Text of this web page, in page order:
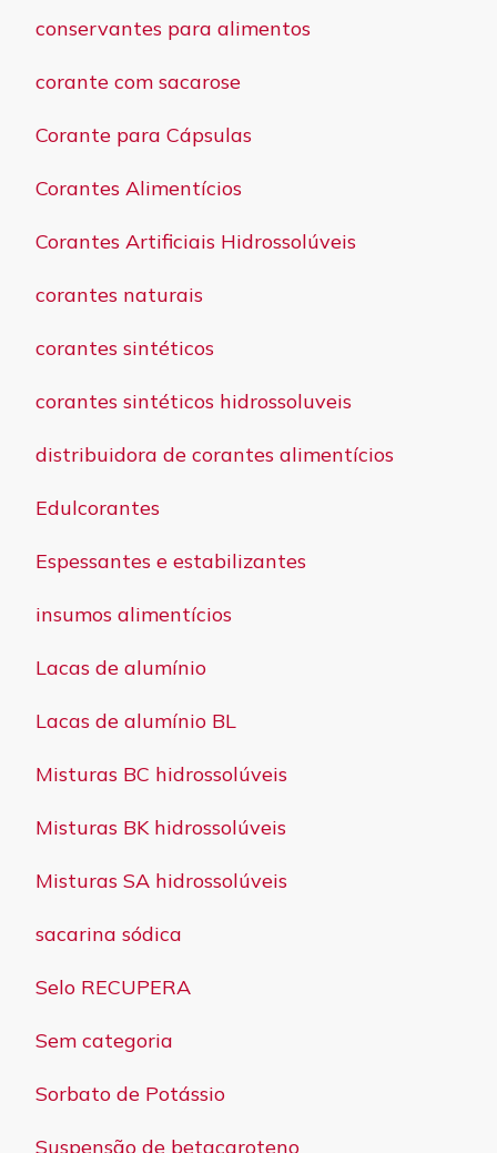
conservantes para alimentos
corante com sacarose
Corante para Cápsulas
Corantes Alimentícios
Corantes Artificiais Hidrossolúveis
corantes naturais
corantes sintéticos
corantes sintéticos hidrossoluveis
distribuidora de corantes alimentícios
Edulcorantes
Espessantes e estabilizantes
insumos alimentícios
Lacas de alumínio
Lacas de alumínio BL
Misturas BC hidrossolúveis
Misturas BK hidrossolúveis
Misturas SA hidrossolúveis
sacarina sódica
Selo RECUPERA
Sem categoria
Sorbato de Potássio
Suspensão de betacaroteno